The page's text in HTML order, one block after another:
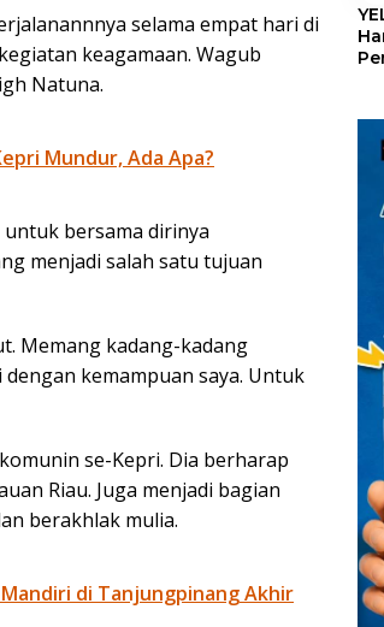
selama empat hari di
keagamaan. Wagub
Natuna.
Mundur, Ada Apa?
bersama dirinya
menjadi salah satu tujuan
Memang kadang-kadang
kemampuan saya. Untuk
se-Kepri. Dia berharap
Riau. Juga menjadi bagian
berakhlak mulia.
Mandiri di Tanjungpinang Akhir